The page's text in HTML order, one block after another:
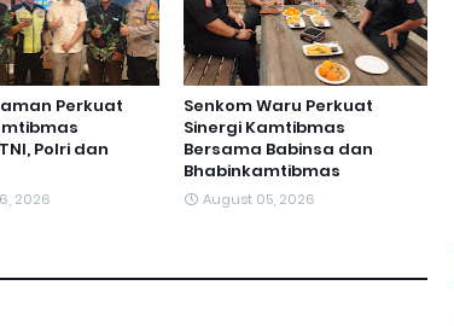
Perkuat
Polri dan
2026
Senkom Waru Perkuat
Sinergi Kamtibmas
Bersama Babinsa dan
Bhabinkamtibmas
August 05, 2026